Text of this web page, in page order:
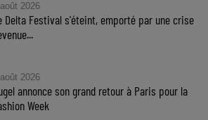
2026
Delta Festival s'éteint, emporté par une crise
2026
annonce son grand retour à Paris pour la
Week